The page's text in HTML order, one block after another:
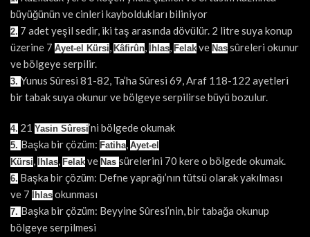
büyüğünün ve cinleri kayboldukları biliniyor
2. 7 adet yeşil sedir, iki taş arasında dövülür. 2 litre suya konup
üzerine 7 Ayet-el Kürsi, Kâfirûn, İhlas, Felak ve Nas sûreleri okunur
ve bölgeye serpilir.
3. Yunus Sûresi 81-82, Ta’ha Sûresi 69, Araf 118-122 ayetleri
bir tabak suya okunur ve bölgeye serpilirse büyü bozulur.
4. 21 Yasin Sûresi’ni bölgede okumak
5. Başka bir çözüm: Fatiha, Ayet-el
Kürsi, İhlas, Felak ve Nas sürelerini 70 kere o bölgede okumak.
6. Başka bir çözüm: Defne yaprağı’nın tütsü olarak yakılması
ve 7
İhlas okunması
7. Başka bir çözüm: Beyyine Sûresi’nin, bir tabağa okunup
bölgeye serpilmesi